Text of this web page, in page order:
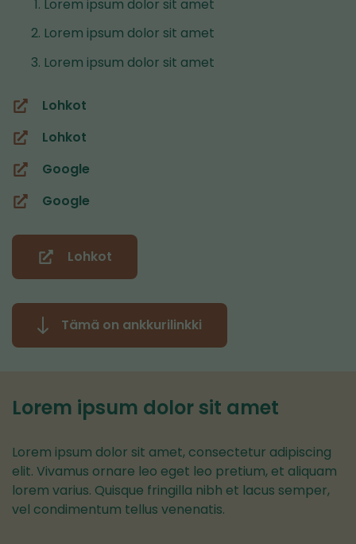
Lorem ipsum dolor sit amet
Lorem ipsum dolor sit amet
Lorem ipsum dolor sit amet
Lohkot
(siirryt
toiseenLohkot
(avautuu
uuteen
siirryt
palveluun)
Google
(siirryt
toiseenGoogle
(avautuu
ikkunaan,
siirryt
palveluun)
Lohkot
(siirryt
toiseen
palveluun)
Tämä on ankkurilinkki
Lorem ipsum dolor sit amet
Lorem ipsum dolor sit amet, consectetur adipiscing
elit. Vivamus ornare leo eget leo pretium, et aliquam
lorem varius. Quisque fringilla nibh et lacus semper,
vel condimentum tellus venenatis.